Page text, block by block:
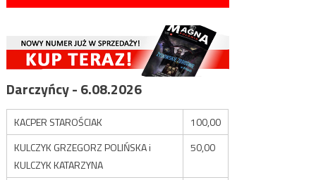
Darczyńcy - 6.08.2026
KACPER STAROŚCIAK
100,00
KULCZYK GRZEGORZ POLIŃSKA i
KULCZYK KATARZYNA
50,00